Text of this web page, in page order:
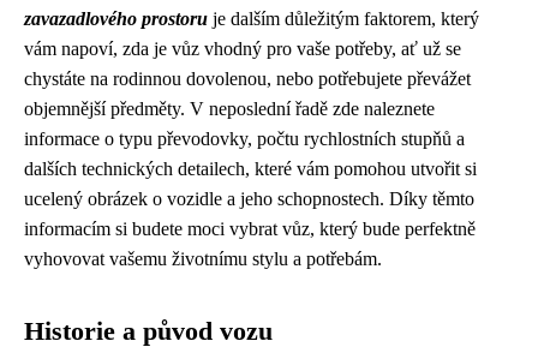
zavazadlového prostoru je dalším důležitým faktorem, který
vám napoví, zda je vůz vhodný pro vaše potřeby, ať už se
chystáte na rodinnou dovolenou, nebo potřebujete převážet
objemnější předměty. V neposlední řadě zde naleznete
informace o typu převodovky, počtu rychlostních stupňů a
dalších technických detailech, které vám pomohou utvořit si
ucelený obrázek o vozidle a jeho schopnostech. Díky těmto
informacím si budete moci vybrat vůz, který bude perfektně
vyhovovat vašemu životnímu stylu a potřebám.
Historie a původ vozu